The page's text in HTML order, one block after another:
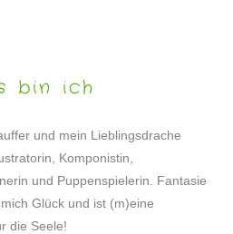
bin ich
und mein Lieblingsdrache
Komponistin,
und Puppenspielerin. Fantasie
Glück und ist (m)eine
die Seele!